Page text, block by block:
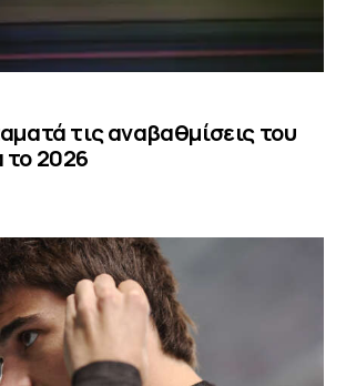
τις αναβαθμίσεις του
το 2026